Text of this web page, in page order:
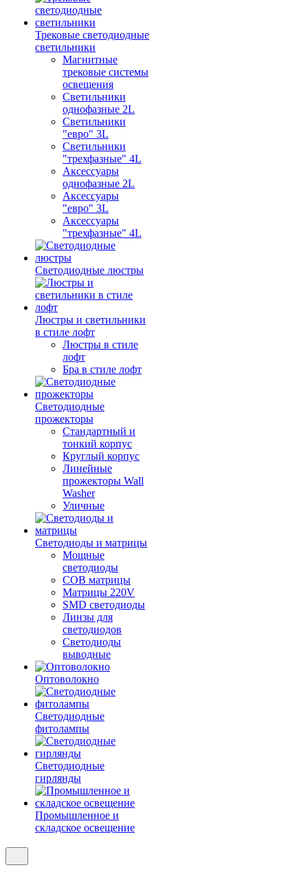
Трековые светодиодные
светильники
Магнитные
трековые системы
освещения
Светильники
однофазные 2L
Светильники
"евро" 3L
Светильники
"трехфазные" 4L
Аксессуары
однофазные 2L
Аксессуары
"евро" 3L
Аксессуары
"трехфазные" 4L
Светодиодные люстры
Люстры и светильники
в стиле лофт
Люстры в стиле
лофт
Бра в стиле лофт
Светодиодные
прожекторы
Стандартный и
тонкий корпус
Круглый корпус
Линейные
прожекторы Wall
Washer
Уличные
Светодиоды и матрицы
Мощные
светодиоды
COB матрицы
Матрицы 220V
SMD светодиоды
Линзы для
светодиодов
Светодиоды
выводные
Оптоволокно
Светодиодные
фитолампы
Светодиодные
гирлянды
Промышленное и
складское освещение